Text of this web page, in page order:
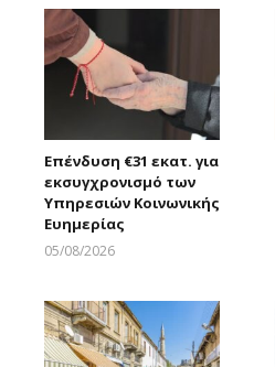
Επένδυση €31 εκατ. για
εκσυγχρονισμό των
Υπηρεσιών Κοινωνικής
Ευημερίας
05/08/2026